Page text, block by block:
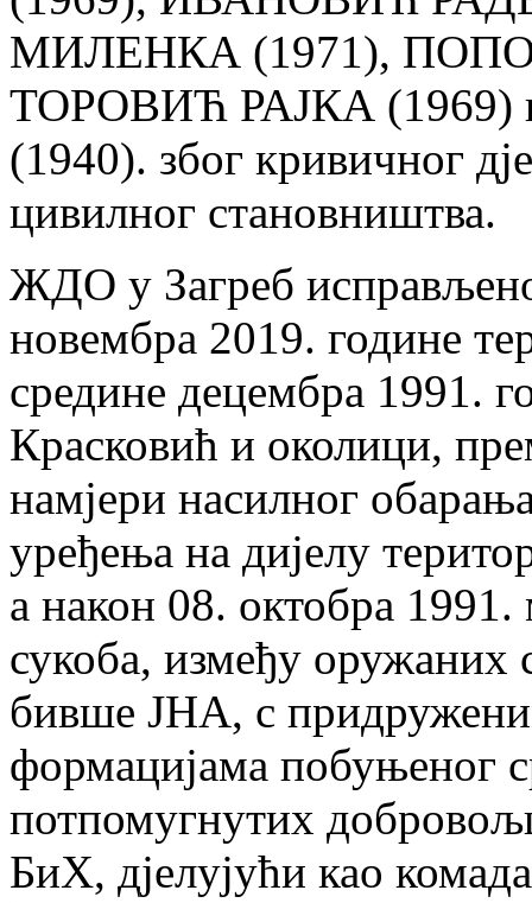
МИЛЕНКА (1971),
ТОРОВИЋ РАЈКА
(1940). због кривичног
цивилног становништва.
ЖДО у Загреб
новембра 2019. године
средине децембра 1991.
Красковић и околици,
намјери насилног
уређења на дијелу
а након 08. октобра
сукоба, између оружаних
бивше ЈНА, с
формацијама побуњеног
потпомугнутих
БиХ, дјелујући као